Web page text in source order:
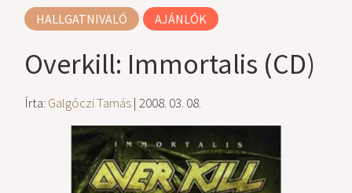
HALLGATNIVALÓ AJÁNLÓK
Overkill: Immortalis (CD)
Írta: Galgóczi Tamás| 2008. 03. 08.